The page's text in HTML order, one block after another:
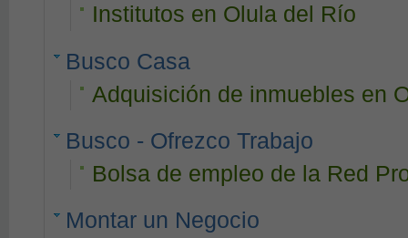
Institutos en Olula del Río
Busco Casa
Adquisición de inmuebles en
Busco - Ofrezco Trabajo
Bolsa de empleo de la Red
Montar un Negocio